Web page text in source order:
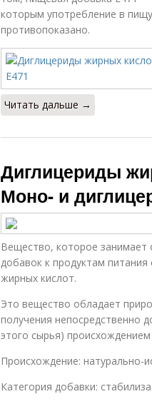
которым употребление в
противопоказано.
Читать дальше →
Диглицериды
Моно- и
Вещество, которое занимает
добавок к продуктам
жирных кислот.
Это вещество обладает
получения непосредственно
этого сырья)
Происхождение: натурально-
Категория добавки: